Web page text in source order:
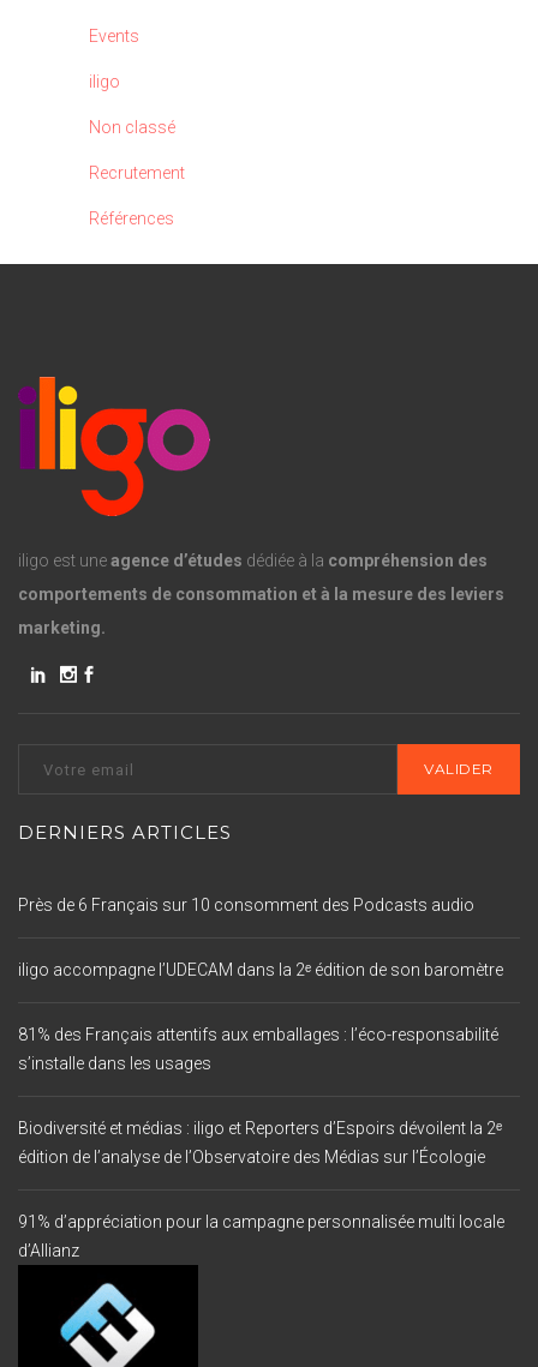
Events
iligo
Non classé
Recrutement
Références
iligo est uneagence d’études dédiée à la compréhension des
comportements de consommation et à la mesure des leviers
marketing.
DERNIERS ARTICLES
Près de 6 Français sur 10 consomment des Podcasts audio
iligo accompagne l’UDECAM dans la 2ᵉ édition de son baromètre
81% des Français attentifs aux emballages : l’éco-responsabilité
s’installe dans les usages
Biodiversité et médias : iligo et Reporters d’Espoirs dévoilent la 2ᵉ
édition de l’analyse de l’Observatoire des Médias sur l’Écologie
91% d’appréciation pour la campagne personnalisée multi locale
d’Allianz